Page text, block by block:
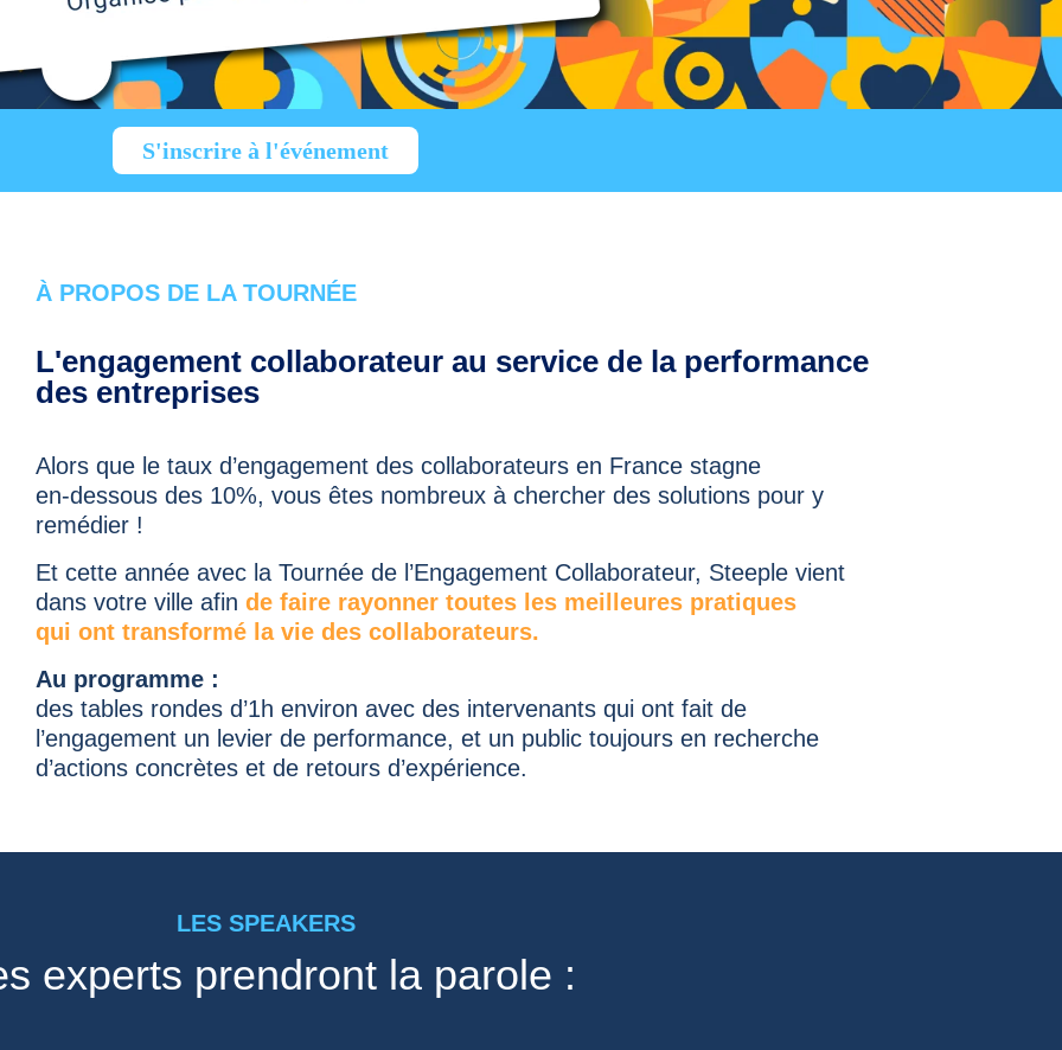
S'inscrire à l'événement
À PROPOS DE LA TOURNÉE
L'engagement collaborateur au service de la performance
des entreprises
Alors que le taux d’engagement des collaborateurs en France stagne
en-dessous des 10%, vous êtes nombreux à chercher des solutions pour y
remédier !
Et cette année avec la Tournée de l’Engagement Collaborateur, Steeple vient
dans votre ville afinde faire rayonner toutes les meilleures pratiques
qui ont transformé la vie des collaborateurs.
Au programme :
des tables rondes d’1h environ avec des intervenants qui ont fait de
l’engagement un levier de performance, et un public toujours en recherche
d’actions concrètes et de retours d’expérience.
LES SPEAKERS
experts prendront la parole :